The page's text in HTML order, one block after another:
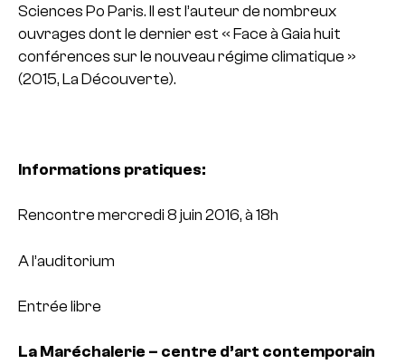
Sciences Po Paris. Il est l’auteur de nombreux
ouvrages dont le dernier est « Face à Gaia huit
conférences sur le nouveau régime climatique »
(2015, La Découverte).
Informations pratiques:
Rencontre mercredi 8 juin 2016, à 18h
A l’auditorium
Entrée libre
La Maréchalerie – centre d’art contemporain